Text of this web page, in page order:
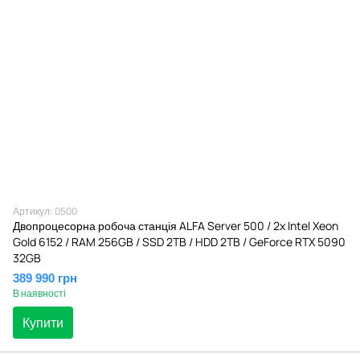
Артикул: 0500
Двопроцесорна робоча станція ALFA Server 500 / 2x Intel Xeon
Gold 6152 / RAM 256GB / SSD 2TB / HDD 2TB / GeForce RTX 5090
32GB
389 990 грн
В наявності
Купити